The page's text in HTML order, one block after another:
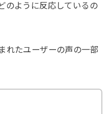
のように反応しているの
れたユーザーの声の一部